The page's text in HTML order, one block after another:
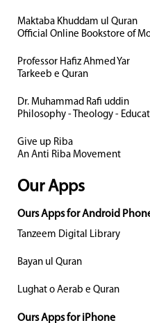
Maktaba Khuddam ul Quran
Official Online Bookstore of
Professor Hafiz Ahmed Yar
Tarkeeb e Quran
Dr. Muhammad Rafi uddin
Philosophy - Theology -
Give up Riba
An Anti Riba Movement
Our Apps
Ours Apps for Android
Tanzeem Digital Library
Bayan ul Quran
Lughat o Aerab e Quran
Ours Apps for iPhone